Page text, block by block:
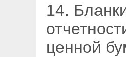
14.
ценной